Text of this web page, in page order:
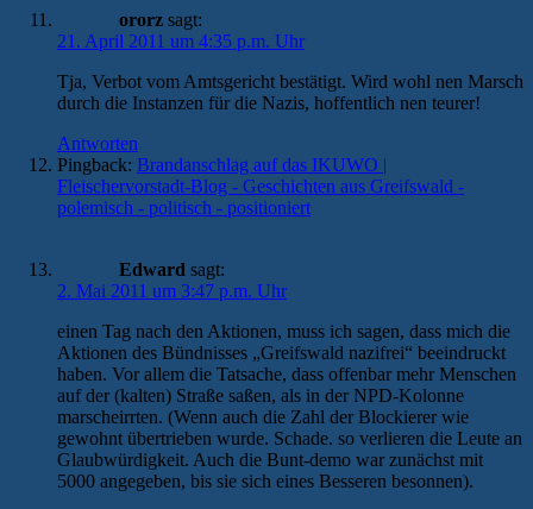
ororz sagt:
21. April 2011 um 4:35 p.m. Uhr
Tja, Verbot vom Amtsgericht bestätigt. Wird wohl nen Marsch
durch die Instanzen für die Nazis, hoffentlich nen teurer!
Antworten
Pingback: Brandanschlag auf das IKUWO |
Fleischervorstadt-Blog - Geschichten aus Greifswald -
polemisch - politisch - positioniert
Edward sagt:
2. Mai 2011 um 3:47 p.m. Uhr
einen Tag nach den Aktionen, muss ich sagen, dass mich die
Aktionen des Bündnisses „Greifswald nazifrei“ beeindruckt
haben. Vor allem die Tatsache, dass offenbar mehr Menschen
auf der (kalten) Straße saßen, als in der NPD-Kolonne
marscheirrten. (Wenn auch die Zahl der Blockierer wie
gewohnt übertrieben wurde. Schade. so verlieren die Leute an
Glaubwürdigkeit. Auch die Bunt-demo war zunächst mit
5000 angegeben, bis sie sich eines Besseren besonnen).